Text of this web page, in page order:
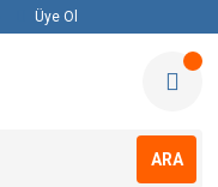
Üye Ol
ARA